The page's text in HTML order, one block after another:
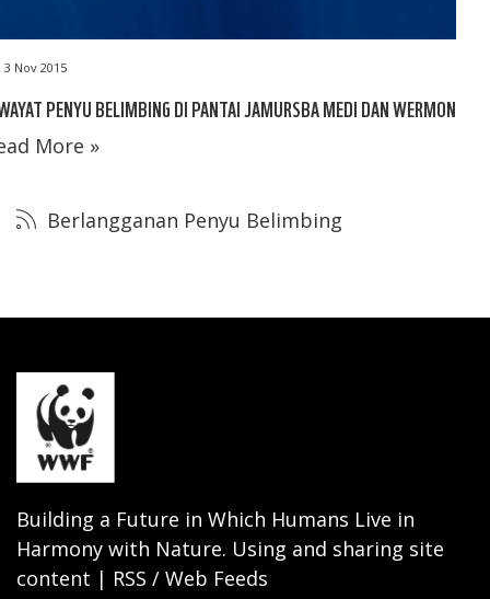
3 Nov 2015
PENYU BELIMBING DI PANTAI JAMURSBA MEDI DAN WERMON
More »
Berlangganan Penyu Belimbing
Building a Future in Which Humans Live in
Harmony with Nature. Using and sharing site
content | RSS / Web Feeds